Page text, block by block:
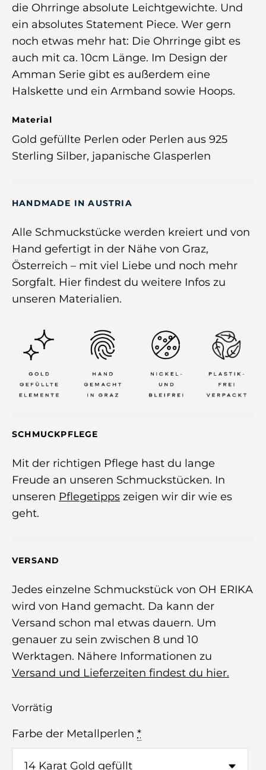
die Ohrringe absolute Leichtgewichte. Und
ein absolutes Statement Piece. Wer gern
noch etwas mehr hat: Die Ohrringe gibt es
auch mit ca. 10cm Länge. Im Design der
Amman Serie gibt es außerdem eine
Halskette und ein Armband sowie Hoops.
Material
Gold gefüllte Perlen oder Perlen aus 925
Sterling Silber, japanische Glasperlen
HANDMADE IN AUSTRIA
Alle Schmuckstücke werden kreiert und von
Hand gefertigt in der Nähe von Graz,
Österreich – mit viel Liebe und noch mehr
Sorgfalt. Hier findest du weitere Infos zu
unseren Materialien.
SCHMUCKPFLEGE
Mit der richtigen Pflege hast du lange
Freude an unseren Schmuckstücken. In
unseren Pflegetipps zeigen wir dir wie es
geht.
VERSAND
Jedes einzelne Schmuckstück von OH ERIKA
wird von Hand gemacht. Da kann der
Versand schon mal etwas dauern. Um
genauer zu sein zwischen 8 und 10
Werktagen. Nähere Informationen zu
Versand und Lieferzeiten findest du hier.
Vorrätig
Farbe der Metallperlen *